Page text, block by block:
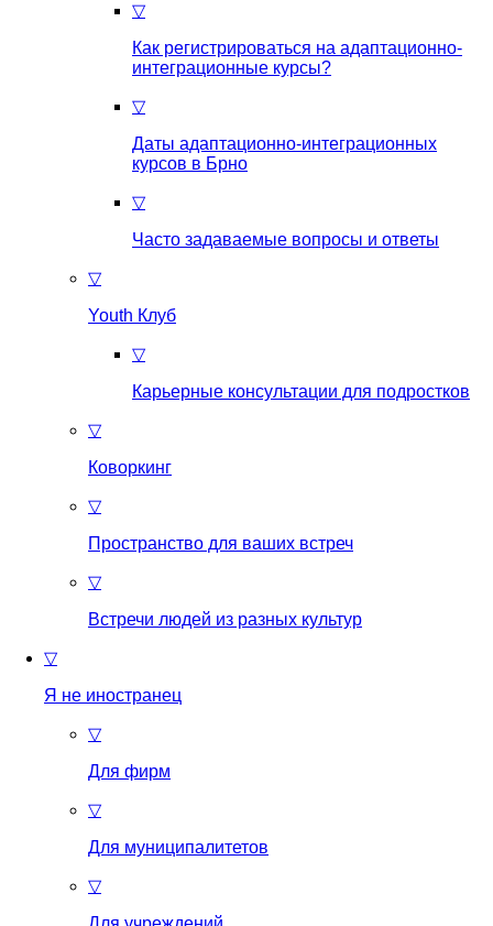
▽
Как регистрироваться на aдаптационно-
интеграционные курсы?
▽
Даты адаптационно-интеграционных
курсов в Брно
▽
Часто задаваемые вопросы и ответы
▽
Youth Клуб
▽
Карьерные консультации для подростков
▽
Коворкинг
▽
Пространство для ваших встреч
▽
Встречи людей из разных культур
▽
Я не иностранец
▽
Для фирм
▽
Для муниципалитетов
▽